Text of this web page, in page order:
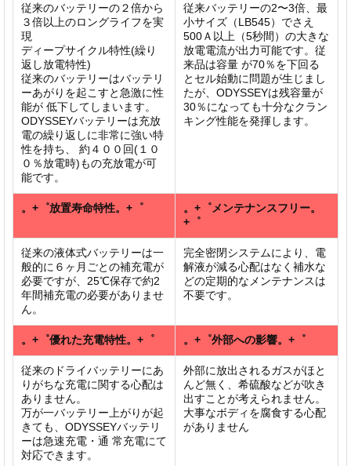
従来のバッテリーの２倍から
３倍以上のロングライフを実
現
ディープサイクル特性(繰り
返し放電特性)
従来のバッテリーはバッテリ
ーあがりを起こすと急激に性
能が 低下してしまいます。
ODYSSEYバッテリーは充放
電の繰り返しに非常に強い特
性を持ち、 約４００回(１０
０％放電時)もの充放電が可
能です。
従来バッテリーの2〜3倍、最
小サイズ（LB545）でさえ
500Ａ以上（5秒間）の大きな
放電電流が出力可能です。従
来品は容量 が70％を下回る
とセル始動に問題が生じまし
たが、ODYSSEYは残容量が
30％になっても十分なクラン
キング性能を発揮します。
。+゜放置寿命特性。+゜
。+゜メンテナンスフリー。
+゜
従来の液体式バッテリーは一
般的に６ヶ月ごとの補充電が
必要ですが、25℃保存で約2
年間補充電の必要がありませ
ん。
完全密閉システムにより、電
解液が減る心配はなく補水な
どの定期的なメンテナンスは
不要です。
。+゜優れた充電特性。+゜ 。+゜外部への影響。+゜
従来のドライバッテリーにあ
りがちな充電に関する心配は
ありません。
万が一バッテリー上がりが起
きても、ODYSSEYバッテリ
ーは急速充電・通 常充電にて
対応できます。
外部に放出されるガスがほと
んど無く、希硫酸などが吹き
出すことが考えられません。
大事なボディを腐食する心配
がありません